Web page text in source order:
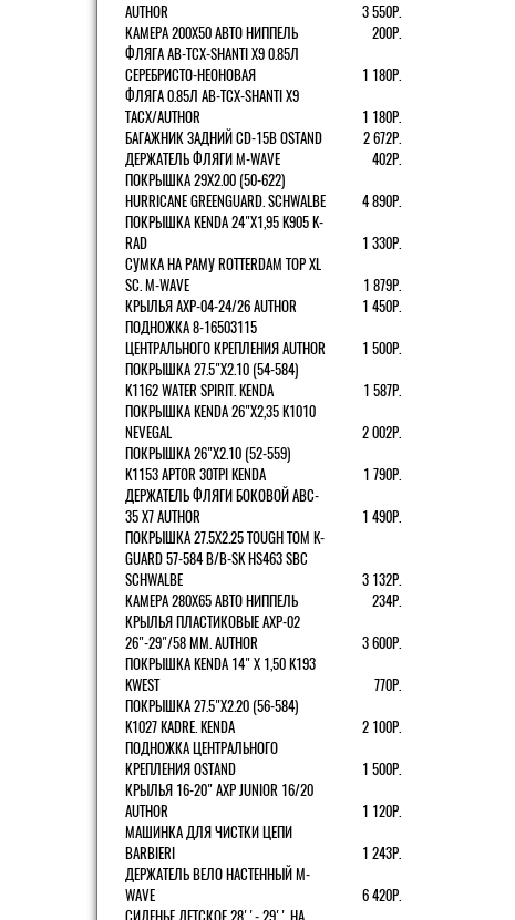
AUTHOR
3 550Р.
КАМЕРА 200Х50 АВТО НИППЕЛЬ
200Р.
ФЛЯГА AB-TCX-SHANTI X9 0.85Л
СЕРЕБРИСТО-НЕОНОВАЯ
1 180Р.
ФЛЯГА 0.85Л AB-TCX-SHANTI X9
TACX/AUTHOR
1 180Р.
БАГАЖНИК ЗАДНИЙ CD-15B OSTAND
2 672Р.
ДЕРЖАТЕЛЬ ФЛЯГИ M-WAVE
402Р.
ПОКРЫШКА 29X2.00 (50-622)
HURRICANE GREENGUARD. SCHWALBE
4 890Р.
ПОКРЫШКА KENDA 24"Х1,95 K905 K-
RAD
1 330Р.
СУМКА НА РАМУ ROTTERDAM TOP XL
SC. M-WAVE
1 879Р.
КРЫЛЬЯ AXP-04-24/26 AUTHOR
1 450Р.
ПОДНОЖКА 8-16503115
ЦЕНТРАЛЬНОГО КРЕПЛЕНИЯ AUTHOR
1 500Р.
ПОКРЫШКА 27.5"Х2.10 (54-584)
K1162 WATER SPIRIT. KENDA
1 587Р.
ПОКРЫШКА KENDA 26"Х2,35 K1010
NEVEGAL
2 002Р.
ПОКРЫШКА 26"Х2.10 (52-559)
K1153 APTOR 30TPI KENDA
1 790Р.
ДЕРЖАТЕЛЬ ФЛЯГИ БОКОВОЙ ABC-
35 X7 AUTHOR
1 490Р.
ПОКРЫШКА 27.5X2.25 TOUGH TOM K-
GUARD 57-584 B/B-SK HS463 SBC
SCHWALBE
3 132Р.
КАМЕРА 280Х65 АВТО НИППЕЛЬ
234Р.
КРЫЛЬЯ ПЛАСТИКОВЫЕ AXP-02
26"-29"/58 ММ. AUTHOR
3 600Р.
ПОКРЫШКА KENDA 14" Х 1,50 K193
KWEST
770Р.
ПОКРЫШКА 27.5"Х2.20 (56-584)
K1027 KADRE. KENDA
2 100Р.
ПОДНОЖКА ЦЕНТРАЛЬНОГО
КРЕПЛЕНИЯ OSTAND
1 500Р.
КРЫЛЬЯ 16-20" AXP JUNIOR 16/20
AUTHOR
1 120Р.
МАШИНКА ДЛЯ ЧИСТКИ ЦЕПИ
BARBIERI
1 243Р.
ДЕРЖАТЕЛЬ ВЕЛО НАСТЕННЫЙ M-
WAVE
6 420Р.